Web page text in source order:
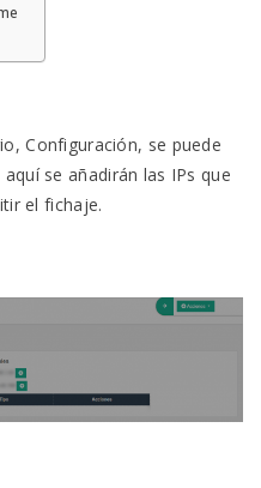
Configuración, se puede
se añadirán las IPs que
el fichaje.